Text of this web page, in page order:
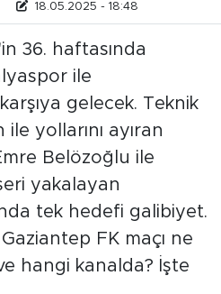
18.05.2025 - 18:48
36. haftasında
ile
gelecek. Teknik
yollarını ayıran
Emre Belözoğlu ile
yakalayan
tek hedefi galibiyet.
FK maçı ne
hangi kanalda? İşte